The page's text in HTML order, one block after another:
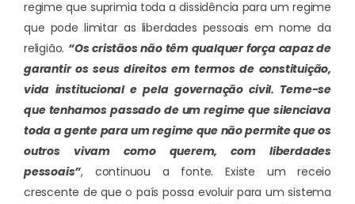
regime que suprimia toda a dissidência para um regime
que pode limitar as liberdades pessoais em nome da
religião. “Os cristãos não têm qualquer força capaz de
garantir os seus direitos em termos de constituição,
vida institucional e pela governação civil. Teme-se
que tenhamos passado de um regime que silenciava
toda a gente para um regime que não permite que os
outros vivam como querem, com liberdades
pessoais”, continuou a fonte. Existe um receio
crescente de que o país possa evoluir para um sistema